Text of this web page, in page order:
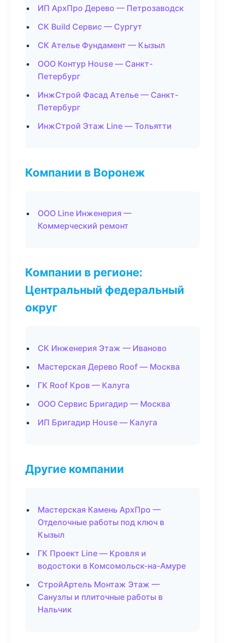
ИП АрхПро Дерево — Петрозаводск
СК Build Сервис — Сургут
СК Ателье Фундамент — Кызыл
ООО Контур House — Санкт-
Петербург
ИнжСтрой Фасад Ателье — Санкт-
Петербург
ИнжСтрой Этаж Line — Тольятти
Компании в Воронеж
ООО Line Инженерия —
Коммерческий ремонт
Компании в регионе:
Центральный федеральный
округ
СК Инженерия Этаж — Иваново
Мастерская Дерево Roof — Москва
ГК Roof Кров — Калуга
ООО Сервис Бригадир — Москва
ИП Бригадир House — Калуга
Другие компании
Мастерская Камень АрхПро —
Отделочные работы под ключ в
Кызыл
ГК Проект Line — Кровля и
водостоки в Комсомольск-на-Амуре
СтройАртель Монтаж Этаж —
Санузлы и плиточные работы в
Нальчик